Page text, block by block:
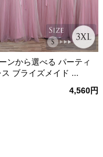
ンから選べる パーティ
ス ブライズメイド ...
4,560円